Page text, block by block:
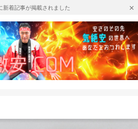
新着記事が掲載されました